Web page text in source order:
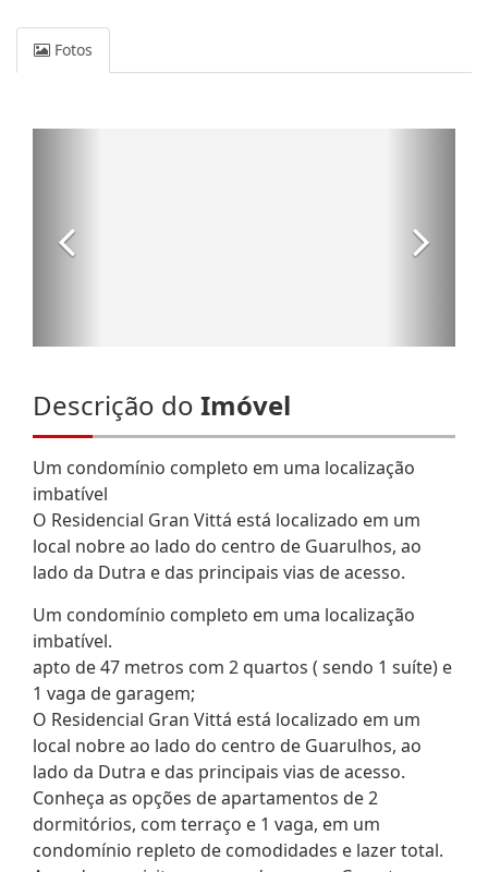
Fotos
Descrição do Imóvel
Um condomínio completo em uma localização
imbatível
O Residencial Gran Vittá está localizado em um
local nobre ao lado do centro de Guarulhos, ao
lado da Dutra e das principais vias de acesso.
Um condomínio completo em uma localização
imbatível.
apto de 47 metros com 2 quartos ( sendo 1 suíte) e
1 vaga de garagem;
O Residencial Gran Vittá está localizado em um
local nobre ao lado do centro de Guarulhos, ao
lado da Dutra e das principais vias de acesso.
Conheça as opções de apartamentos de 2
dormitórios, com terraço e 1 vaga, em um
condomínio repleto de comodidades e lazer total.